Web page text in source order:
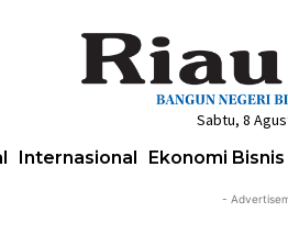
Sabtu, 8
Internasional Ekonomi Bisnis
-